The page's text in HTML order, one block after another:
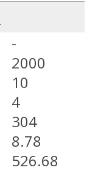
-
2000
10
4
304
8.78
526.68